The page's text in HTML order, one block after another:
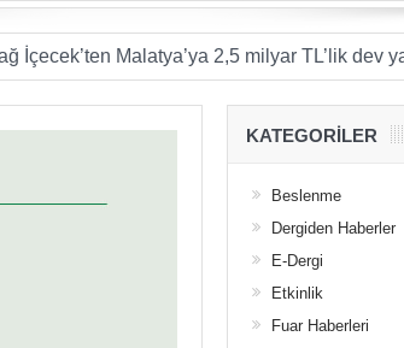
2,5 milyar TL’lik dev yatırım
KATEGORILER
Beslenme
Dergiden Haberler
E-Dergi
Etkinlik
Fuar Haberleri